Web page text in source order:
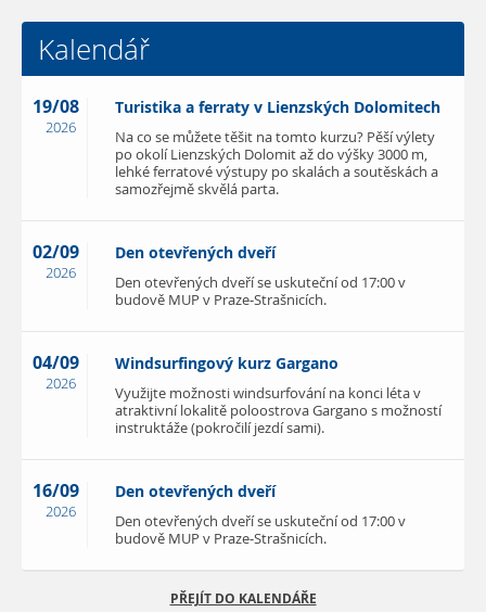
Kalendář
19/08
2026
Turistika a ferraty v Lienzských Dolomitech
Na co se můžete těšit na tomto kurzu? Pěší výlety
po okolí Lienzských Dolomit až do výšky 3000 m,
lehké ferratové výstupy po skalách a soutěskách a
samozřejmě skvělá parta.
02/09
2026
Den otevřených dveří
Den otevřených dveří se uskuteční od 17:00 v
budově MUP v Praze-Strašnicích.
04/09
2026
Windsurfingový kurz Gargano
Využijte možnosti windsurfování na konci léta v
atraktivní lokalitě poloostrova Gargano s možností
instruktáže (pokročilí jezdí sami).
16/09
2026
Den otevřených dveří
Den otevřených dveří se uskuteční od 17:00 v
budově MUP v Praze-Strašnicích.
PŘEJÍT DO KALENDÁŘE